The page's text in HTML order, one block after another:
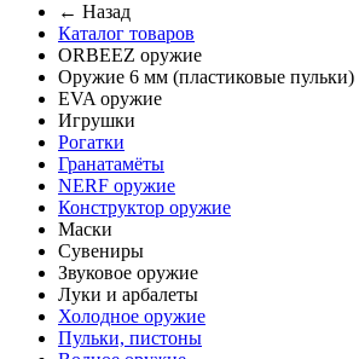
← Назад
Каталог товаров
ORBEEZ оружие
Оружие 6 мм (пластиковые пульки)
EVA оружие
Игрушки
Рогатки
Гранатамёты
NERF оружие
Конструктор оружие
Маски
Сувениры
Звуковое оружие
Луки и арбалеты
Холодное оружие
Пульки, пистоны